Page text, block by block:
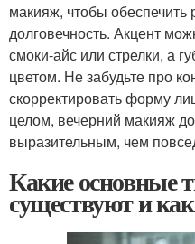
макияж, чтобы
долговечность. Акцент
смоки-айс или стрелки, а
цветом. Не забудьте про
скорректировать форму
целом, вечерний макияж
выразительным, чем
Какие основные
существуют и